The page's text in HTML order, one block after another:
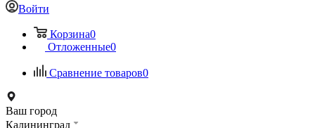
Войти
Корзина0
Отложенные0
Сравнение товаров0
Ваш город
Калининград